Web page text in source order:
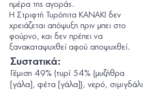
Συστατικά:
Γέμιση 49% (τυρί 54% {μυζήθρα
γάλα ], φέτα [γάλα]}, νερό, σιμιγδάλι
ημέρα της αγοράς.
Η Στριφτή Τυρόπιτα ΚΑΝΑΚΙ δεν
χρειάζεται απόψυξη πριν μπει στο
φούρνο, και δεν πρέπει να
ξανακαταψυχθεί αφού αποψυχθεί.